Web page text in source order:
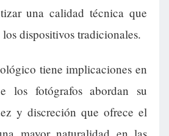
una calidad técnica que
dispositivos tradicionales.
tiene implicaciones en
los fotógrafos abordan su
y discreción que ofrece el